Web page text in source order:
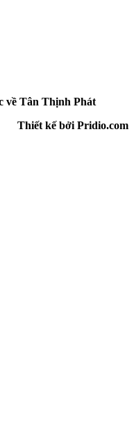
về Tân Thịnh Phát
Thiết kế bởi Pridio.com